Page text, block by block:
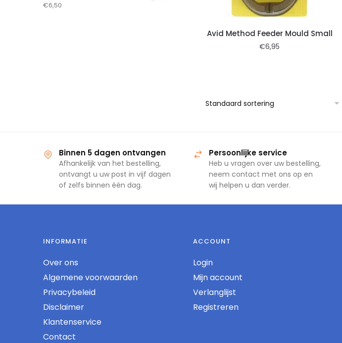
Avid Method Feeder Mould Small
€6,95
€6,50
Binnen 5 dagen ontvangen
Afhankelijk van het bestelling,
ontvangt u uw post in vijf dagen
of zelfs binnen één dag.
Persoonlijke service
Heb u vragen over uw bestelling,
neem contact met ons op en
wij helpen u dan verder.
INFORMATIE
Over ons
Algemene voorwaarden
Privacybeleid
Disclaimer
Klantenservice
Contact
ACCOUNT
Login
Mijn account
Verlanglijst
Registreren